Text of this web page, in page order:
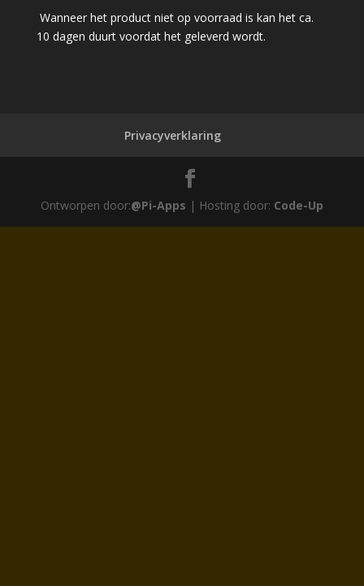
Wanneer het product niet op voorraad is kan het ca.
10 dagen duurt voordat het geleverd wordt.
Privacyverklaring
Ontworpen door:@Pi-Apps | Hosting door: Code-Up